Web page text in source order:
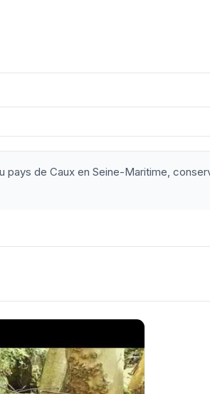
de Caux en Seine-Maritime,